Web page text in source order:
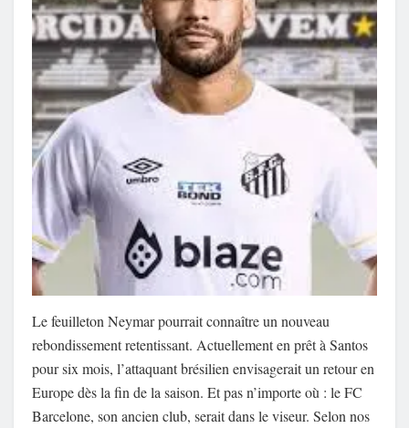
Le feuilleton Neymar pourrait connaître un nouveau
rebondissement retentissant. Actuellement en prêt à Santos
pour six mois, l’attaquant brésilien envisagerait un retour en
Europe dès la fin de la saison. Et pas n’importe où : le FC
Barcelone, son ancien club, serait dans le viseur. Selon nos